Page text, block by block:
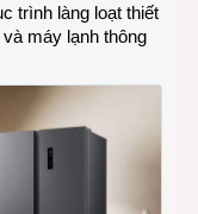
trình làng loạt thiết
máy lạnh thông